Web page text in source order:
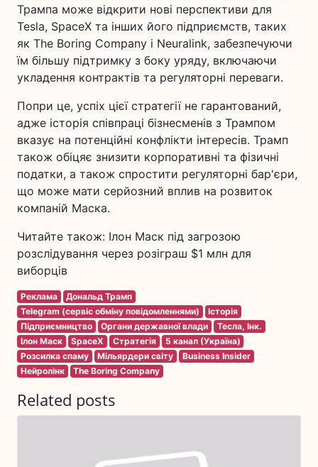
Трампа може відкрити нові перспективи для
Tesla, SpaceX та інших його підприємств, таких
як The Boring Company і Neuralink, забезпечуючи
їм більшу підтримку з боку уряду, включаючи
укладення контрактів та регуляторні переваги.
Попри це, успіх цієї стратегії не гарантований,
адже історія співпраці бізнесменів з Трампом
вказує на потенційні конфлікти інтересів. Трамп
також обіцяє знизити корпоративні та фізичні
податки, а також спростити регуляторні бар'єри,
що може мати серйозний вплив на розвиток
компаній Маска.
Читайте також: Ілон Маск під загрозою
розслідування через розіграш $1 млн для
виборців
Реклама
Дональд Трамп
Telegram (сервіс обміну повідомленнями)
Історія
Підприємництво
Органи державної влади
Тесла, Інк.
Ілон Маск
SpaceX Стратегія
5 канал (Україна)
Розсилка спаму
Мільярдери світу
Business Insider
Нейролінк
The Boring Company
Related posts